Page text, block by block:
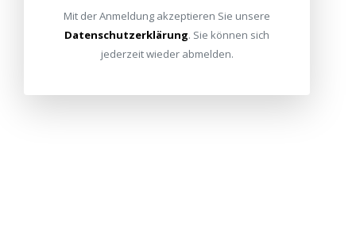
Mit der Anmeldung akzeptieren Sie unsere
Datenschutzerklärung. Sie können sich
jederzeit wieder abmelden.